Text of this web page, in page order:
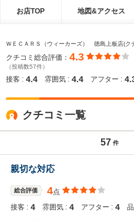
お店TOP 地図&アクセス
ＷＥＣＡＲＳ（ウィーカーズ） 徳島上板店(ク
クチコミ総合評価： 4.3
（投稿数57件）
接客 : 4.4 雰囲気 : 4.4 アフター :
クチコミ一覧
57 件
親切な対応
総合評価 4点
接客 : 4 雰囲気 : 4 アフター : 4